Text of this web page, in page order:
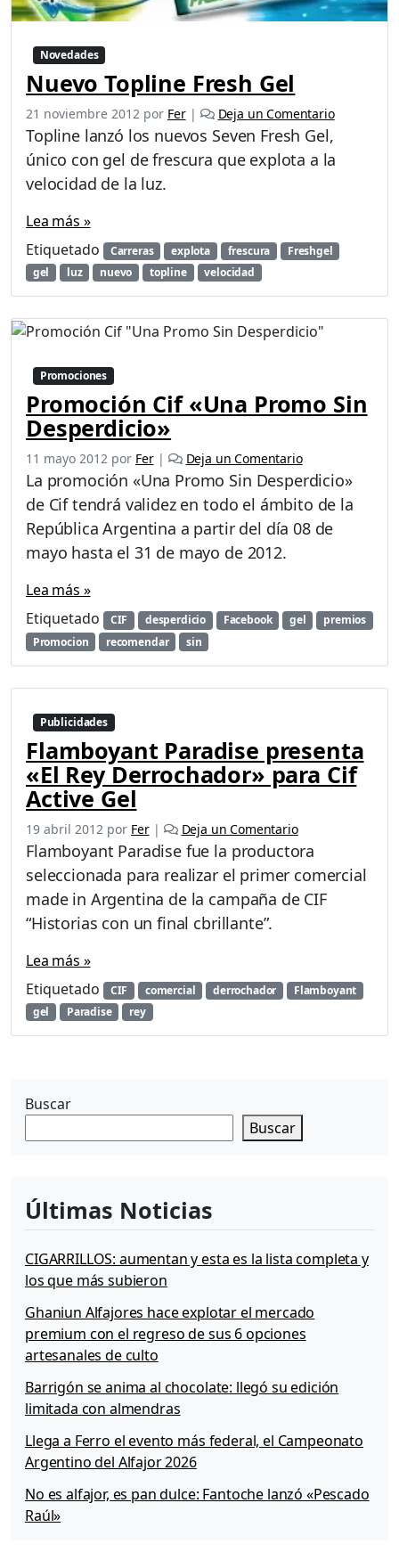
Novedades
Nuevo Topline Fresh Gel
21 noviembre 2012 por Fer | Deja un Comentario
Topline lanzó los nuevos Seven Fresh Gel,
único con gel de frescura que explota a la
velocidad de la luz.
Lea más »
Etiquetado
Carreras explota frescura
Freshgel
gel
luz nuevo topline velocidad
Promociones
Promoción Cif «Una Promo Sin
Desperdicio»
11 mayo 2012 por Fer | Deja un Comentario
La promoción «Una Promo Sin Desperdicio»
de Cif tendrá validez en todo el ámbito de la
República Argentina a partir del día 08 de
mayo hasta el 31 de mayo de 2012.
Lea más »
Etiquetado
CIF desperdicio Facebook gel
premios
Promocion
recomendar sin
Publicidades
Flamboyant Paradise presenta
«El Rey Derrochador» para Cif
Active Gel
19 abril 2012 por Fer | Deja un Comentario
Flamboyant Paradise fue la productora
seleccionada para realizar el primer comercial
made in Argentina de la campaña de CIF
“Historias con un final cbrillante”.
Lea más »
Etiquetado
CIF comercial derrochador
Flamboyant
gel
Paradise rey
Buscar
Buscar
Últimas Noticias
CIGARRILLOS: aumentan y esta es la lista completa y
los que más subieron
Ghaniun Alfajores hace explotar el mercado
premium con el regreso de sus 6 opciones
artesanales de culto
Barrigón se anima al chocolate: llegó su edición
limitada con almendras
Llega a Ferro el evento más federal, el Campeonato
Argentino del Alfajor 2026
No es alfajor, es pan dulce: Fantoche lanzó «Pescado
Raúl»